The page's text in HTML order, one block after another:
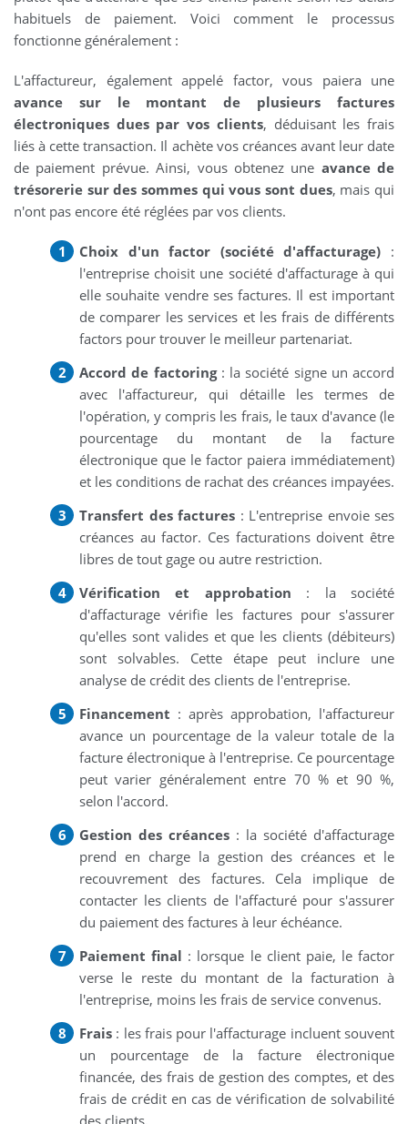
habituels de paiement. Voici comment le processus
fonctionne généralement :
L'affactureur, également appelé factor, vous paiera une
avance sur le montant de plusieurs factures
électroniques dues par vos clients, déduisant les frais
liés à cette transaction. Il achète vos créances avant leur date
de paiement prévue. Ainsi, vous obtenez une avance de
trésorerie sur des sommes qui vous sont dues, mais qui
n'ont pas encore été réglées par vos clients.
Choix d'un factor (société d'affacturage) :
l'entreprise choisit une société d'affacturage à qui
elle souhaite vendre ses factures. Il est important
de comparer les services et les frais de différents
factors pour trouver le meilleur partenariat.
Accord de factoring: la société signe un accord
avec l'affactureur, qui détaille les termes de
l'opération, y compris les frais, le taux d'avance (le
pourcentage du montant de la facture
électronique que le factor paiera immédiatement)
et les conditions de rachat des créances impayées.
Transfert des factures : L'entreprise envoie ses
créances au factor. Ces facturations doivent être
libres de tout gage ou autre restriction.
Vérification et approbation : la société
d'affacturage vérifie les factures pour s'assurer
qu'elles sont valides et que les clients (débiteurs)
sont solvables. Cette étape peut inclure une
analyse de crédit des clients de l'entreprise.
Financement : après approbation, l'affactureur
avance un pourcentage de la valeur totale de la
facture électronique à l'entreprise. Ce pourcentage
peut varier généralement entre 70 % et 90 %,
selon l'accord.
Gestion des créances : la société d'affacturage
prend en charge la gestion des créances et le
recouvrement des factures. Cela implique de
contacter les clients de l'affacturé pour s'assurer
du paiement des factures à leur échéance.
Paiement final : lorsque le client paie, le factor
verse le reste du montant de la facturation à
l'entreprise, moins les frais de service convenus.
Frais : les frais pour l'affacturage incluent souvent
un pourcentage de la facture électronique
financée, des frais de gestion des comptes, et des
frais de crédit en cas de vérification de solvabilité
des clients.